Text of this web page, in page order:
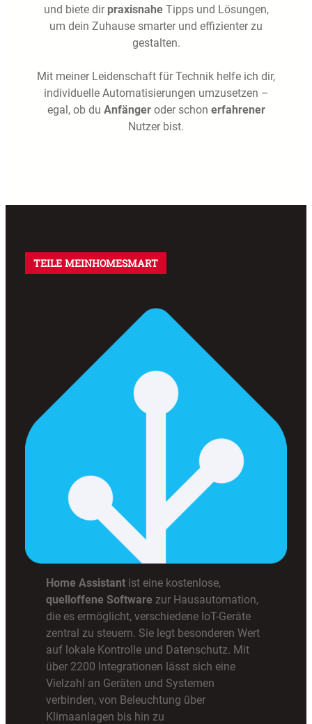
und biete dir praxisnaheTipps und Lösungen,
um dein Zuhause smarter und effizienter zu
gestalten.
Mit meiner Leidenschaft für Technik helfe ich dir,
individuelle Automatisierungen umzusetzen –
egal, ob du Anfängeroder schon erfahrener
Nutzer bist.
TEILE MEINHOMESMART
Home Assistant ist eine kostenlose,
quelloffene Software zur Hausautomation,
die es ermöglicht, verschiedene IoT-Geräte
zentral zu steuern. Sie legt besonderen Wert
auf lokale Kontrolle und Datenschutz. Mit
über 2200 Integrationen lässt sich eine
Vielzahl an Geräten und Systemen
verbinden, von Beleuchtung über
Klimaanlagen bis hin zu